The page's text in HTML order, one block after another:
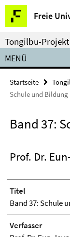
Springe
direkt
zu
Inhalt
Freie
Service-
Navigation
Tongilbu-
MENÜ
Startseite
Schule und Bildung
Band 37:
Prof. Dr.
Titel
Band 37: Schule
Verfasser